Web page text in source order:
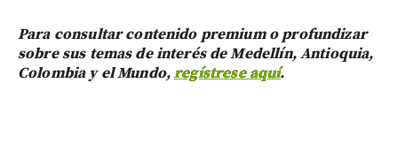
Para consultar contenido premium o profundizar
sobre sus temas de interés de Medellín, Antioquia,
Colombia y el Mundo,regístrese aquí.